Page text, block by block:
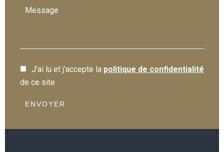
J’ai lu et j'accepte la politique de confidentialité
de ce site
ENVOYER